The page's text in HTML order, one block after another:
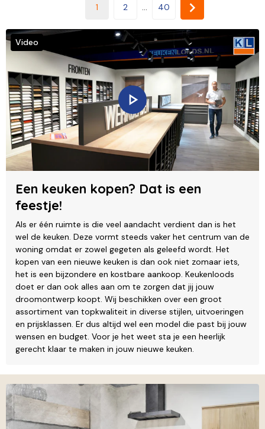
1 2 ... 40
Een keuken kopen? Dat is een
feestje!
Als er één ruimte is die veel aandacht verdient dan is het
wel de keuken. Deze vormt steeds vaker het centrum van de
woning omdat er zowel gegeten als geleefd wordt. Het
kopen van een nieuwe keuken is dan ook niet zomaar iets,
het is een bijzondere en kostbare aankoop. Keukenloods
doet er dan ook alles aan om te zorgen dat jij jouw
droomontwerp koopt. Wij beschikken over een groot
assortiment van topkwaliteit in diverse stijlen, uitvoeringen
en prijsklassen. Er dus altijd wel een model die past bij jouw
wensen en budget. Voor je het weet sta je een heerlijk
gerecht klaar te maken in jouw nieuwe keuken.
Video